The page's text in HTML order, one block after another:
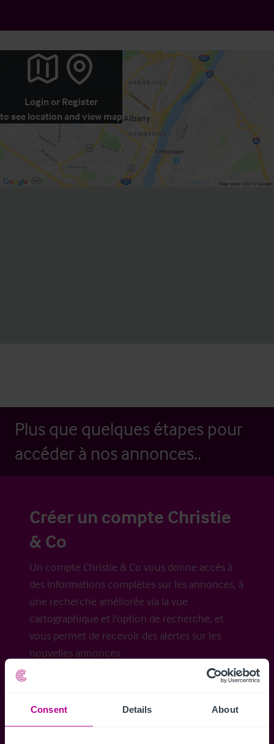
Consent Details About
Login or Register
to see location and view map
Plus que quelques étapes pour
accéder à nos annonces..
Créer un compte Christie
& Co
Un compte Christie & Co vous donne accès à
des informations complètes sur les annonces, à
une recherche améliorée via la vue
cartographique et l'option de recherche, et
vous permet de recevoir des alertes sur les
nouvelles annonces.
Accéder à tous les détails